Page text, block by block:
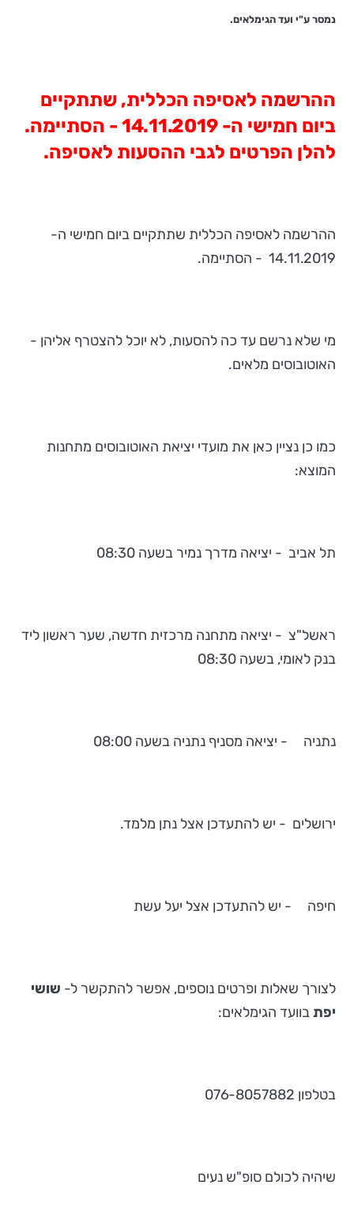
נמסר ע"י ועד הגימלאים.
ההרשמה לאסיפה הכללית, שתתקיים
ביום חמישי ה- 14.11.2019 - הסתיימה.
להלן הפרטים לגבי ההסעות לאסיפה.
ההרשמה לאסיפה הכללית שתתקיים ביום חמישי ה-
14.11.2019 - הסתיימה.
מי שלא נרשם עד כה להסעות, לא יוכל להצטרף אליהן -
האוטובוסים מלאים.
כמו כן נציין כאן את מועדי יציאת האוטובוסים מתחנות
המוצא:
תל אביב - יציאה מדרך נמיר בשעה 08:30
ראשל"צ - יציאה מתחנה מרכזית חדשה, שער ראשון ליד
בנק לאומי, בשעה 08:30
נתניה - יציאה מסניף נתניה בשעה 08:00
ירושלים - יש להתעדכן אצל נתן מלמד.
חיפה - יש להתעדכן אצל יעל עשת
לצורך שאלות ופרטים נוספים, אפשר להתקשר ל- שושי
יפתבוועד הגימלאים:
בטלפון 076-8057882
שיהיה לכולם סופ"ש נעים